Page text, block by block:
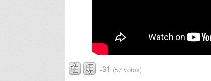
-31 (57 votos)